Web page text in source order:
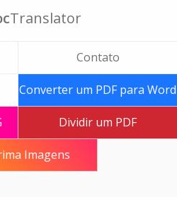
Translator
Contato
Converter um PDF para Word
Dividir um PDF
Imagens